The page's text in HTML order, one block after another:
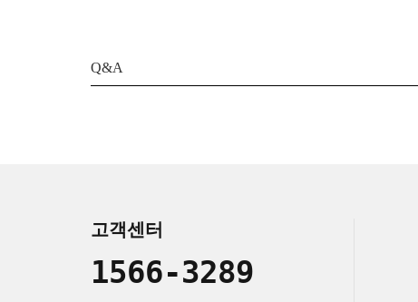
Q&A
고객센터
1566-3289